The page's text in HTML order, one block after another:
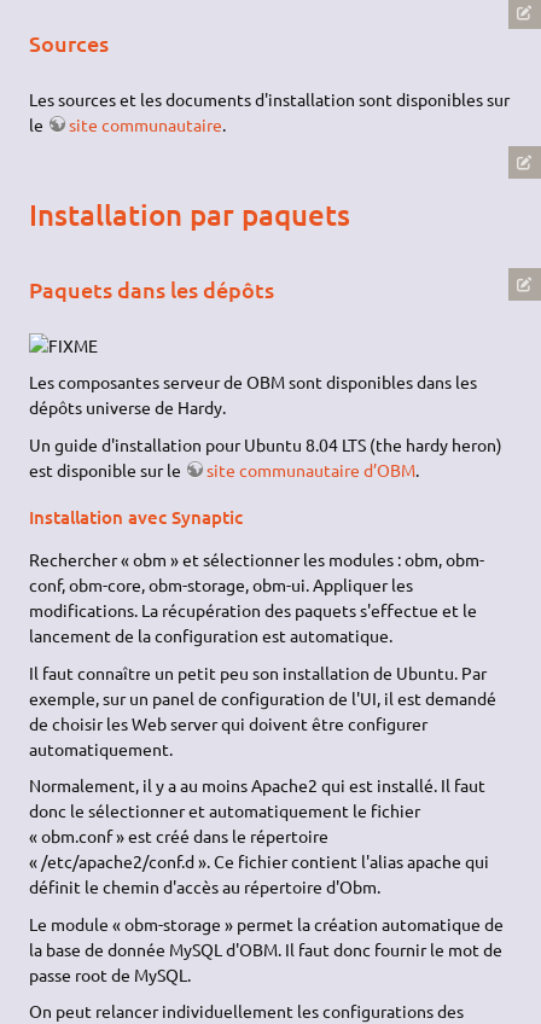
Sources
Les sources et les documents d'installation sont disponibles sur
le
site communautaire.
Installation par paquets
Paquets dans les dépôts
Les composantes serveur de OBM sont disponibles dans les
dépôts universe de Hardy.
Un guide d'installation pour Ubuntu 8.04 LTS (the hardy heron)
est disponible sur le
site communautaire d’OBM.
Installation avec Synaptic
Rechercher « obm » et sélectionner les modules : obm, obm-
conf, obm-core, obm-storage, obm-ui. Appliquer les
modifications. La récupération des paquets s'effectue et le
lancement de la configuration est automatique.
Il faut connaître un petit peu son installation de Ubuntu. Par
exemple, sur un panel de configuration de l'UI, il est demandé
de choisir les Web server qui doivent être configurer
automatiquement.
Normalement, il y a au moins Apache2 qui est installé. Il faut
donc le sélectionner et automatiquement le fichier
« obm.conf » est créé dans le répertoire
« /etc/apache2/conf.d ». Ce fichier contient l'alias apache qui
définit le chemin d'accès au répertoire d'Obm.
Le module « obm-storage » permet la création automatique de
la base de donnée MySQL d'OBM. Il faut donc fournir le mot de
passe root de MySQL.
On peut relancer individuellement les configurations des